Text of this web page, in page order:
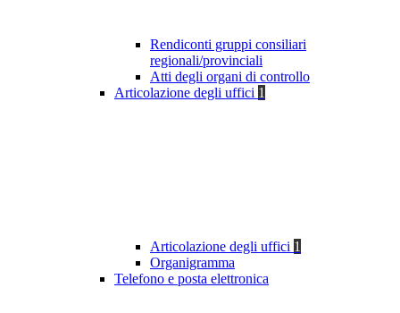
Rendiconti gruppi consiliari
regionali/provinciali
Atti degli organi di controllo
Articolazione degli uffici 1
Articolazione degli uffici 1
Organigramma
Telefono e posta elettronica